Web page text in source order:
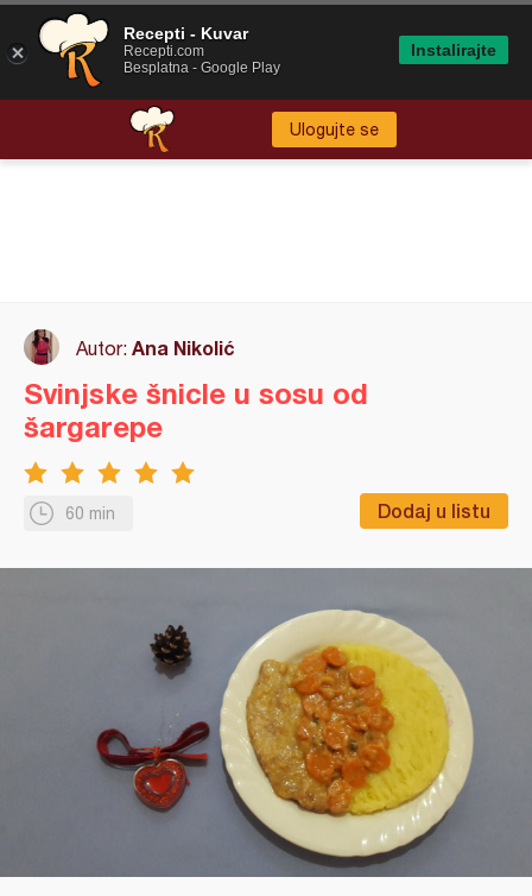
Ulogujte se
Autor: Ana Nikolić
60 min Dodaj u listu
Svinjske šnicle u sosu od
šargarepe
Recepti - Kuvar
Recepti.com
Besplatna - Google Play
Instalirajte